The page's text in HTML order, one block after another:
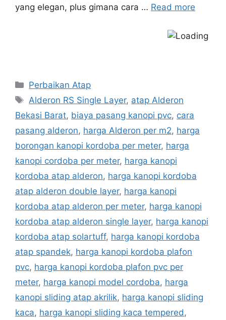
yang elegan, plus gimana cara … Read more
Categories
Perbaikan Atap
Tags
Alderon RS Single Layer, atap Alderon
Bekasi Barat, biaya pasang kanopi pvc, cara
pasang alderon, harga Alderon per m2, harga
borongan kanopi kordoba per meter, harga
kanopi cordoba per meter, harga kanopi
kordoba atap alderon, harga kanopi kordoba
atap alderon double layer, harga kanopi
kordoba atap alderon per meter, harga kanopi
kordoba atap alderon single layer, harga kanopi
kordoba atap solartuff, harga kanopi kordoba
atap spandek, harga kanopi kordoba plafon
pvc, harga kanopi kordoba plafon pvc per
meter, harga kanopi model cordoba, harga
kanopi sliding atap akrilik, harga kanopi sliding
kaca, harga kanopi sliding kaca tempered ,